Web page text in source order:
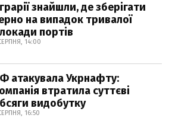
знайшли, де зберігати
на випадок тривалої
портів
14:00
атакувала Укрнафту:
втратила суттєві
видобутку
16:50